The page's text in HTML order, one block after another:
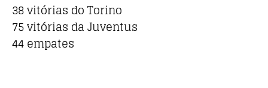
38 vitórias do Torino
75 vitórias da Juventus
44 empates